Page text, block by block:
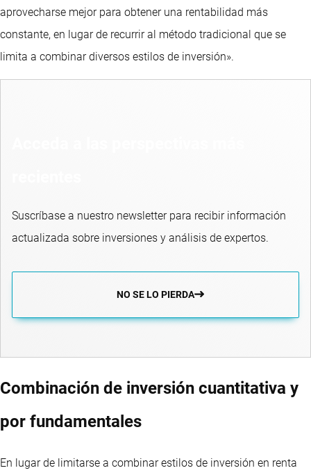
aprovecharse mejor para obtener una rentabilidad más
constante, en lugar de recurrir al método tradicional que se
limita a combinar diversos estilos de inversión».
Suscríbase a nuestro newsletter para recibir información
actualizada sobre inversiones y análisis de expertos.
NO SE LO PIERDA
Combinación de inversión cuantitativa y
por fundamentales
En lugar de limitarse a combinar estilos de inversión en renta